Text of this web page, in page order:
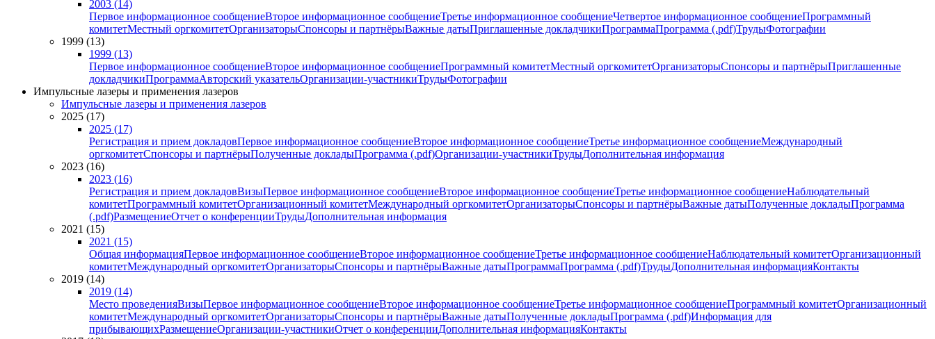
2003 (14)
Первое информационное сообщениеВторое информационное сообщениеТретье информационное сообщениеЧетвертое информационное сообщениеПрограммный
комитетМестный оргкомитетОрганизаторыСпонсоры и партнёрыВажные датыПриглашенные докладчикиПрограммаПрограмма (.pdf)ТрудыФотографии
1999 (13)
1999 (13)
Первое информационное сообщениеВторое информационное сообщениеПрограммный комитетМестный оргкомитетОрганизаторыСпонсоры и партнёрыПриглашенные
докладчикиПрограммаАвторский указательОрганизации-участникиТрудыФотографии
Импульсные лазеры и применения лазеров
Импульсные лазеры и применения лазеров
2025 (17)
2025 (17)
Регистрация и прием докладовПервое информационное сообщениеВторое информационное сообщениеТретье информационное сообщениеМеждународный
оргкомитетСпонсоры и партнёрыПолученные докладыПрограмма (.pdf)Организации-участникиТрудыДополнительная информация
2023 (16)
2023 (16)
Регистрация и прием докладовВизыПервое информационное сообщениеВторое информационное сообщениеТретье информационное сообщениеНаблюдательный
комитетПрограммный комитетОрганизационный комитетМеждународный оргкомитетОрганизаторыСпонсоры и партнёрыВажные датыПолученные докладыПрограмма
(.pdf)РазмещениеОтчет о конференцииТрудыДополнительная информация
2021 (15)
2021 (15)
Общая информацияПервое информационное сообщениеВторое информационное сообщениеТретье информационное сообщениеНаблюдательный комитетОрганизационный
комитетМеждународный оргкомитетОрганизаторыСпонсоры и партнёрыВажные датыПрограммаПрограмма (.pdf)ТрудыДополнительная информацияКонтакты
2019 (14)
2019 (14)
Место проведенияВизыПервое информационное сообщениеВторое информационное сообщениеТретье информационное сообщениеПрограммный комитетОрганизационный
комитетМеждународный оргкомитетОрганизаторыСпонсоры и партнёрыВажные датыПолученные докладыПрограмма (.pdf)Информация для
прибывающихРазмещениеОрганизации-участникиОтчет о конференцииДополнительная информацияКонтакты